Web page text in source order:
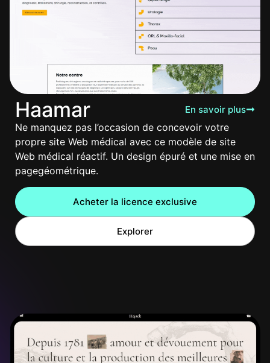
Haamar En savoir plus
Ne manquez pas l’occasion de concevoir votre
propre site Web médical avec ce modèle de site
Web médical réactif. Un design épuré et une mise en
pagegéométrique.
Acheter la licence exclusive
Explorer